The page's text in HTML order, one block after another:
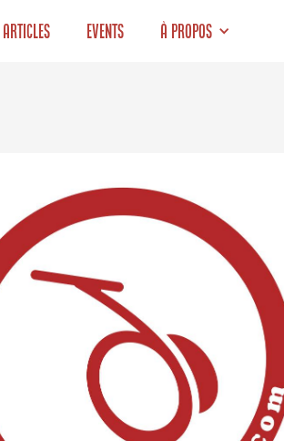
Articles Events À propos